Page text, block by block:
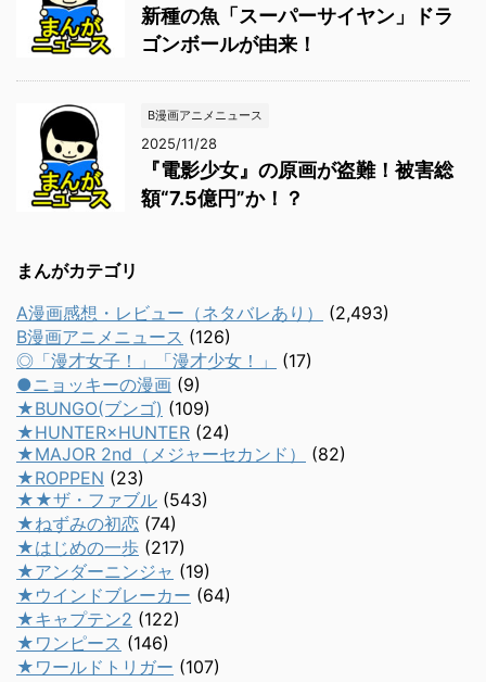
新種の魚「スーパーサイヤン」ドラ
ゴンボールが由来！
B漫画アニメニュース
2025/11/28
『電影少女』の原画が盗難！被害総
額“7.5億円”か！？
まんがカテゴリ
A漫画感想・レビュー（ネタバレあり）
(2,493)
B漫画アニメニュース (126)
◎「漫才女子！」「漫才少女！」
(17)
●ニョッキーの漫画 (9)
★BUNGO(ブンゴ) (109)
★HUNTER×HUNTER (24)
★MAJOR 2nd（メジャーセカンド）
(82)
★ROPPEN (23)
★★ザ・ファブル (543)
★ねずみの初恋 (74)
★はじめの一歩 (217)
★アンダーニンジャ (19)
★ウインドブレーカー (64)
★キャプテン2 (122)
★ワンピース (146)
★ワールドトリガー (107)